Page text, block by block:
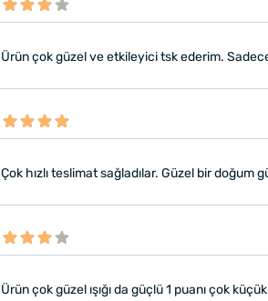
Ürün çok güzel ve etkileyici tsk ederim.
Çok hızlı teslimat sağladılar. Güzel bir doğum
Ürün çok güzel ışığı da güçlü 1 puanı çok